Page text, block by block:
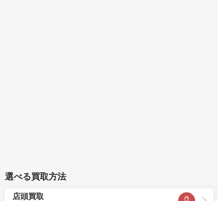
選べる買取方法
店頭買取